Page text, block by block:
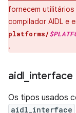
fornecem utilitários
compilador AIDL e
platforms/
.
aidl interface
Os tipos usados
aidl_interface